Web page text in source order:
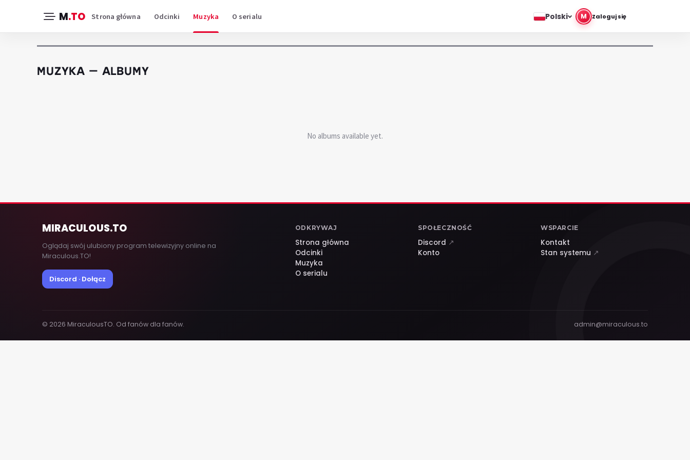
M.TO Strona główna Odcinki Muzyka O serialu Polski M Zaloguj się
MUZYKA — ALBUMY
No albums available yet.
MIRACULOUS.TO
Oglądaj swój ulubiony program telewizyjny online na
Miraculous.TO!
Discord · Dołącz
ODKRYWAJ
Strona główna
Odcinki
Muzyka
O serialu
SPOŁECZNOŚĆ
Discord ↗
Konto
WSPARCIE
Kontakt
Stan systemu ↗
© 2026 MiraculousTO. Od fanów dla fanów. admin@miraculous.to